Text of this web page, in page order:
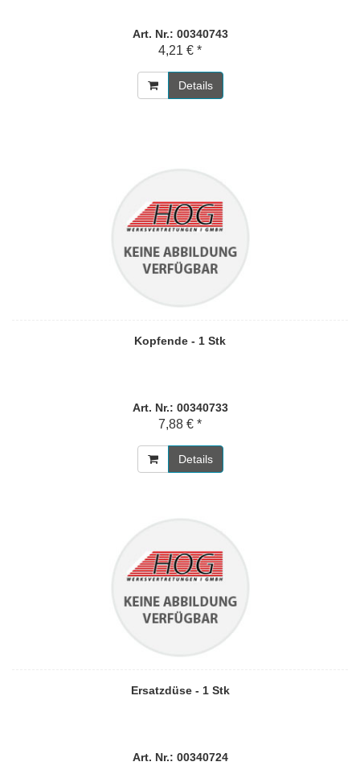
Art. Nr.: 00340743
4,21 € *
Details
Kopfende - 1 Stk
Art. Nr.: 00340733
7,88 € *
Details
Ersatzdüse - 1 Stk
Art. Nr.: 00340724